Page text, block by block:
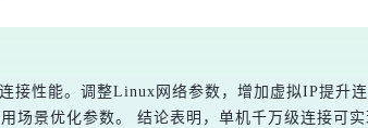
接性能。调整Linux网络参数，增加虚拟IP提升
场景优化参数。 结论表明，单机千万级连接可